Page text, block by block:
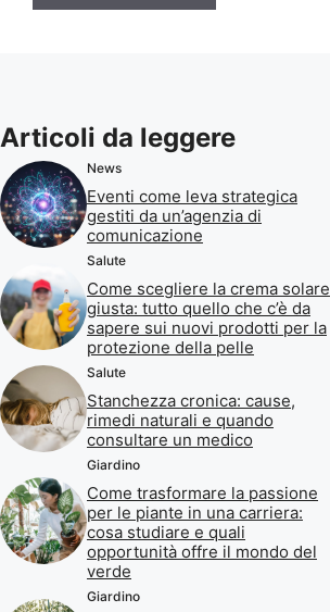
Articoli da leggere
News
Eventi come leva strategica
gestiti da un’agenzia di
comunicazione
Salute
Come scegliere la crema solare
giusta: tutto quello che c’è da
sapere sui nuovi prodotti per la
protezione della pelle
Salute
Stanchezza cronica: cause,
rimedi naturali e quando
consultare un medico
Giardino
Come trasformare la passione
per le piante in una carriera:
cosa studiare e quali
opportunità offre il mondo del
verde
Giardino